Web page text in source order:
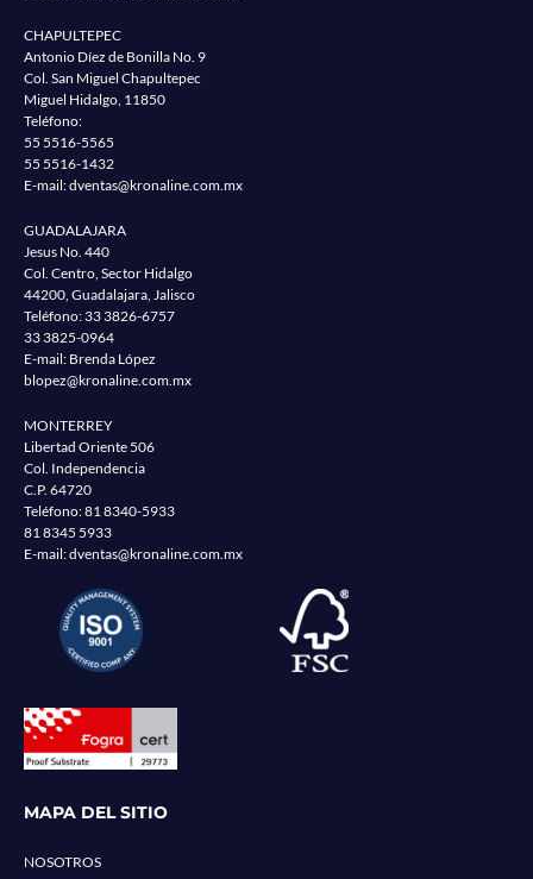
CHAPULTEPEC
Antonio Díez de Bonilla No. 9
Col. San Miguel Chapultepec
Miguel Hidalgo, 11850
Teléfono:
55 5516-5565
55 5516-1432
E-mail:dventas@kronaline.com.mx
GUADALAJARA
Jesus No. 440
Col. Centro, Sector Hidalgo
44200, Guadalajara, Jalisco
Teléfono: 33 3826-6757
33 3825-0964
E-mail: Brenda López
blopez@kronaline.com.mx
MONTERREY
Libertad Oriente 506
Col. Independencia
C.P. 64720
Teléfono:81 8340-5933
81 8345 5933
E-mail:dventas@kronaline.com.mx
MAPA DEL SITIO
NOSOTROS